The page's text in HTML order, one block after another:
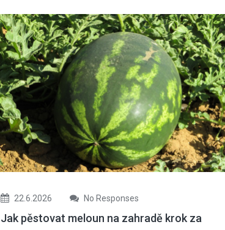
22.6.2026 No Responses
Jak pěstovat meloun na zahradě krok za